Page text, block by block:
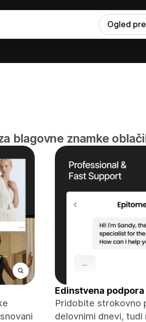
Ogled
blagovne znamke
Edinstvena podpora
Pridobite strokovno
delovnimi dnevi,